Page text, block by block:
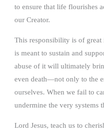
to ensure that life flourishes
our Creator.
This responsibility is of
is meant to sustain and
abuse of it will ultimately
even death—not only to the
ourselves. When we fail to
undermine the very systems
Lord Jesus, teach us to